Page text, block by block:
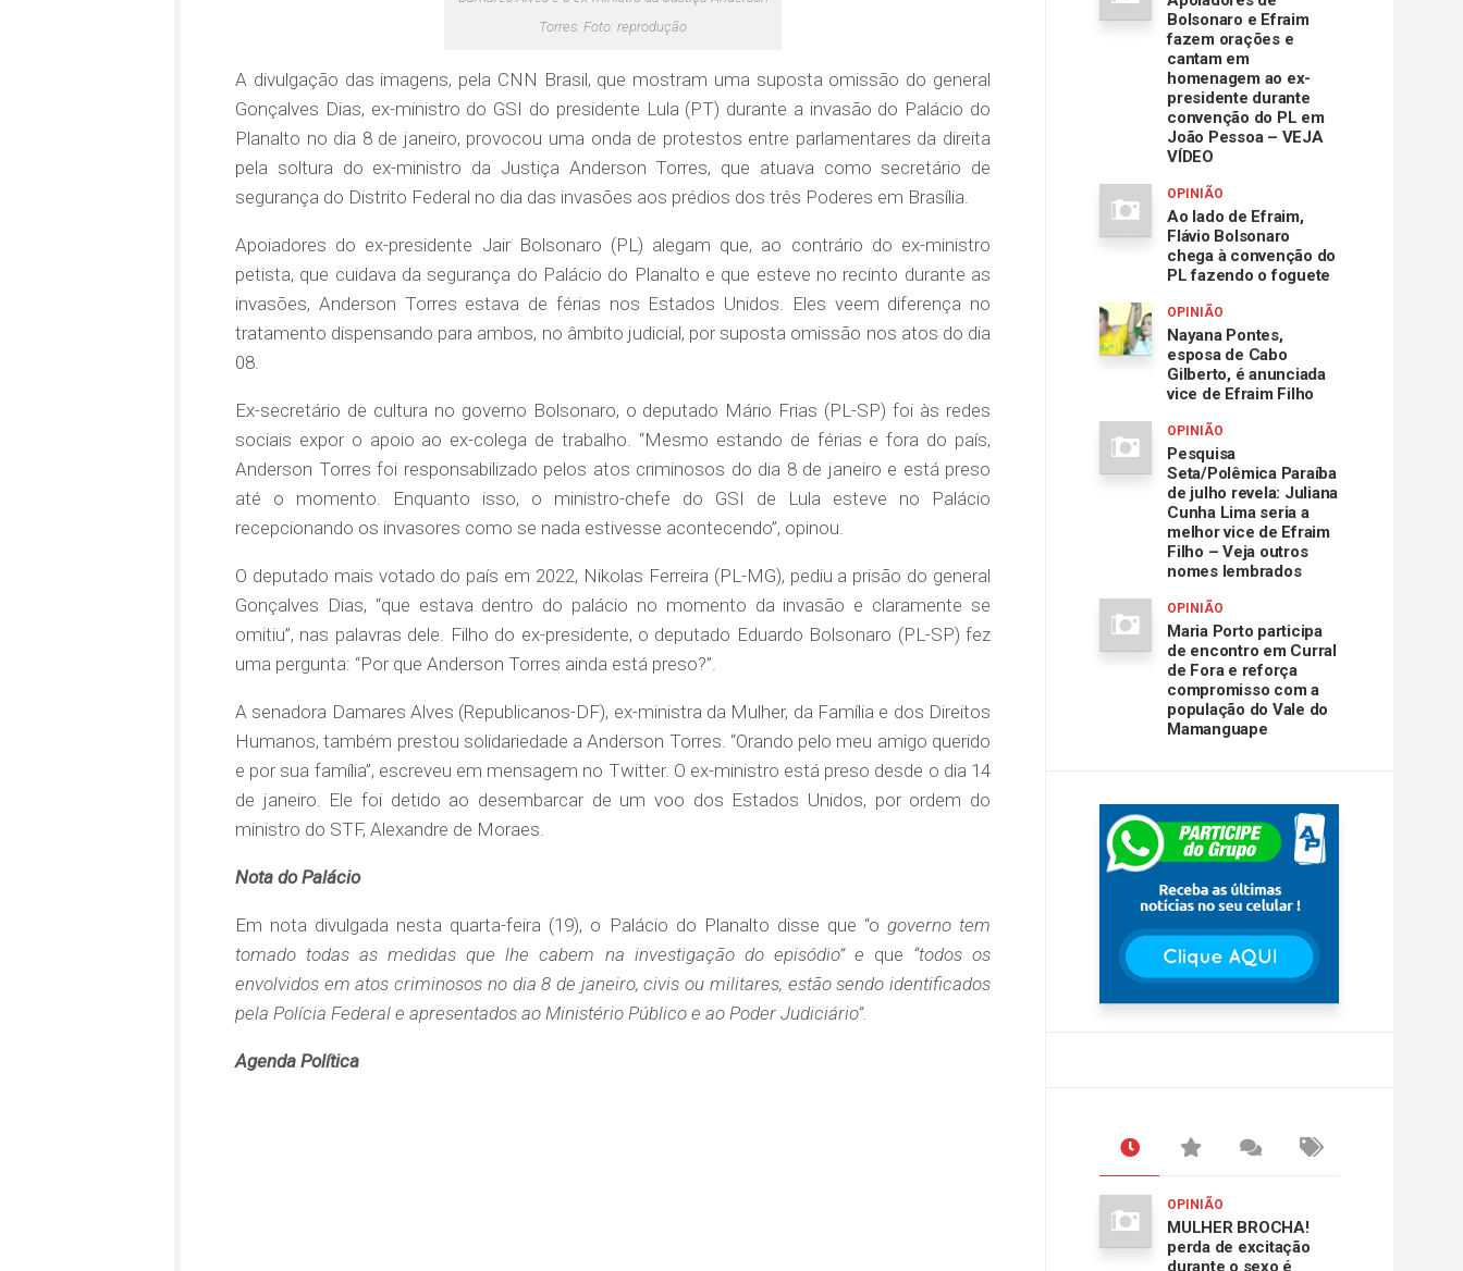
Torres. Foto: reprodução
A divulgação das imagens, pela CNN Brasil, que mostram uma suposta omissão do general
Gonçalves Dias, ex-ministro do GSI do presidente Lula (PT) durante a invasão do Palácio do
Planalto no dia 8 de janeiro, provocou uma onda de protestos entre parlamentares da direita
pela soltura do ex-ministro da Justiça Anderson Torres, que atuava como secretário de
segurança do Distrito Federal no dia das invasões aos prédios dos três Poderes em Brasília.
Apoiadores do ex-presidente Jair Bolsonaro (PL) alegam que, ao contrário do ex-ministro
petista, que cuidava da segurança do Palácio do Planalto e que esteve no recinto durante as
invasões, Anderson Torres estava de férias nos Estados Unidos. Eles veem diferença no
tratamento dispensando para ambos, no âmbito judicial, por suposta omissão nos atos do dia
08.
Ex-secretário de cultura no governo Bolsonaro, o deputado Mário Frias (PL-SP) foi às redes
sociais expor o apoio ao ex-colega de trabalho. “Mesmo estando de férias e fora do país,
Anderson Torres foi responsabilizado pelos atos criminosos do dia 8 de janeiro e está preso
até o momento. Enquanto isso, o ministro-chefe do GSI de Lula esteve no Palácio
recepcionando os invasores como se nada estivesse acontecendo”, opinou.
O deputado mais votado do país em 2022, Nikolas Ferreira (PL-MG), pediu a prisão do general
Gonçalves Dias, “que estava dentro do palácio no momento da invasão e claramente se
omitiu”, nas palavras dele. Filho do ex-presidente, o deputado Eduardo Bolsonaro (PL-SP) fez
uma pergunta: “Por que Anderson Torres ainda está preso?”.
A senadora Damares Alves (Republicanos-DF), ex-ministra da Mulher, da Família e dos Direitos
Humanos, também prestou solidariedade a Anderson Torres. “Orando pelo meu amigo querido
e por sua família”, escreveu em mensagem no Twitter. O ex-ministro está preso desde o dia 14
de janeiro. Ele foi detido ao desembarcar de um voo dos Estados Unidos, por ordem do
ministro do STF, Alexandre de Moraes.
Nota do Palácio
Em nota divulgada nesta quarta-feira (19), o Palácio do Planalto disse que “o governo tem
tomado todas as medidas que lhe cabem na investigação do episódio” e que “todos os
envolvidos em atos criminosos no dia 8 de janeiro, civis ou militares, estão sendo identificados
pela Polícia Federal e apresentados ao Ministério Público e ao Poder Judiciário”.
Agenda Política
Bolsonaro e Efraim
fazem orações e
cantam em
homenagem ao ex-
presidente durante
convenção do PL em
João Pessoa – VEJA
VÍDEO
OPINIÃO
Ao lado de Efraim,
Flávio Bolsonaro
chega à convenção do
PL fazendo o foguete
OPINIÃO
Nayana Pontes,
esposa de Cabo
Gilberto, é anunciada
vice de Efraim Filho
OPINIÃO
Pesquisa
Seta/Polêmica Paraíba
de julho revela: Juliana
Cunha Lima seria a
melhor vice de Efraim
Filho – Veja outros
nomes lembrados
OPINIÃO
Maria Porto participa
de encontro em Curral
de Fora e reforça
compromisso com a
população do Vale do
Mamanguape
OPINIÃO
MULHER BROCHA!
perda de excitação
durante o sexo é